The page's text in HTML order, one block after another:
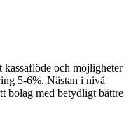
och möjligheter
5-6%. Nästan i nivå
bolag med betydligt bättre